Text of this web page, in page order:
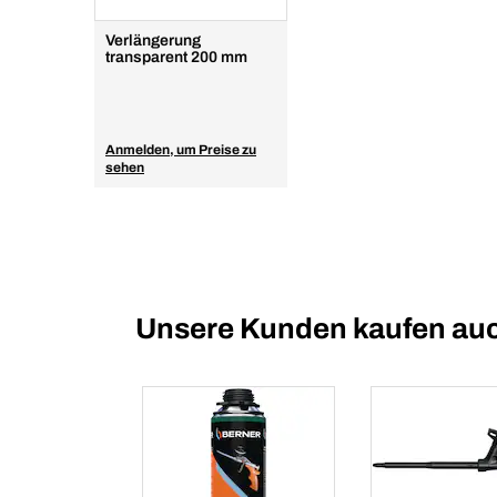
Verlängerung
transparent 200 mm
Anmelden, um Preise zu
sehen
Unsere Kunden kaufen